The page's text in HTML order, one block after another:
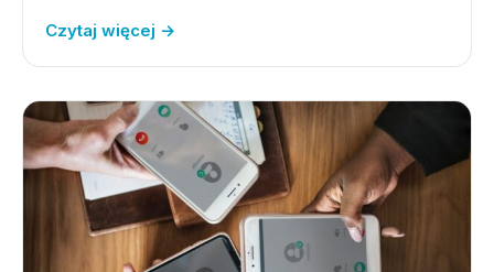
Czytaj więcej →